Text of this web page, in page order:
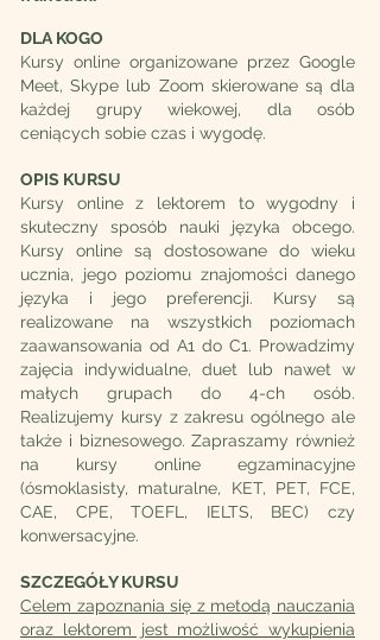
DLA KOGO
Kursy online organizowane przez Google
Meet, Skype lub Zoom skierowane są dla
każdej grupy wiekowej, dla osób
ceniących sobie czas i wygodę.
OPIS KURSU
Kursy online z lektorem to wygodny i
skuteczny sposób nauki języka obcego.
Kursy online są dostosowane do wieku
ucznia, jego poziomu znajomości danego
języka i jego preferencji. Kursy są
realizowane na wszystkich poziomach
zaawansowania od A1 do C1. Prowadzimy
zajęcia indywidualne, duet lub nawet w
małych grupach do 4-ch osób.
Realizujemy kursy z zakresu ogólnego ale
także i biznesowego. Zapraszamy również
na kursy online egzaminacyjne
(ósmoklasisty, maturalne, KET, PET, FCE,
CAE, CPE, TOEFL, IELTS, BEC) czy
konwersacyjne.
SZCZEGÓŁY KURSU
Celem zapoznania się z metodą nauczania
oraz lektorem jest możliwość wykupienia